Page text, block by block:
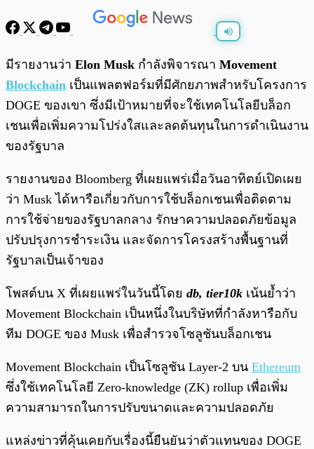
พร้อมเล่น
มีรายงานว่า Elon Musk กำลังพิจารณา Movement
Blockchain เป็นแพลตฟอร์มที่มีศักยภาพสำหรับโครงการ
DOGE ของเขา ซึ่งมีเป้าหมายที่จะใช้เทคโนโลยีบล็อก
เชนเพื่อเพิ่มความโปร่งใสและลดต้นทุนในการดำเนินงาน
ของรัฐบาล
รายงานของ Bloomberg ที่เผยแพร่เมื่อวันอาทิตย์เปิดเผย
ว่า Musk ได้หารือเกี่ยวกับการใช้บล็อกเชนเพื่อติดตาม
การใช้จ่ายของรัฐบาลกลาง รักษาความปลอดภัยข้อมูล
ปรับปรุงการชำระเงิน และจัดการโครงสร้างพื้นฐานที่
รัฐบาลเป็นเจ้าของ
โพสต์บน X ที่เผยแพร่ในวันนี้โดย db, tier10k เน้นย้ำว่า
Movement Blockchain เป็นหนึ่งในบริษัทที่กำลังหารือกับ
ทีม DOGE ของ Musk เพื่อสำรวจโซลูชันบล็อกเชน
Movement Blockchain เป็นโซลูชัน Layer-2 บน Ethereum
ซึ่งใช้เทคโนโลยี Zero-knowledge (ZK) rollup เพื่อเพิ่ม
ความสามารถในการปรับขนาดและความปลอดภัย
แหล่งข่าวที่คุ้นเคยกับเรื่องนี้ยืนยันว่าตัวแทนของ DOGE